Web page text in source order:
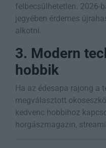
felbecsülhetetlen. 2026-
jegyében érdemes
alkotni.
3. Modern
hobbik
Ha az édesapa rajong a
megválasztott
kedvenc hobbihoz
horgászmagazin,